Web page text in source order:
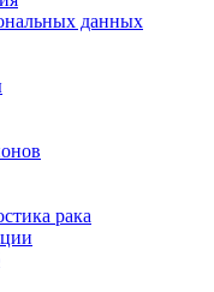
данных
рака